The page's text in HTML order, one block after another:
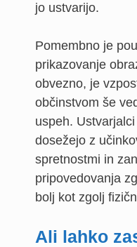
jo ustvarijo.
Pomembno je
prikazovanje
obvezno, je
občinstvom še
uspeh.
dosežejo z
spretnostmi in
pripovedovanja
bolj kot zgolj
Ali lahko